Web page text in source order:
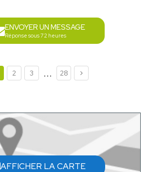
ENVOYER UN MESSAGE
Réponse sous 72 heures
2 3 ... 28
AFFICHER LA CARTE